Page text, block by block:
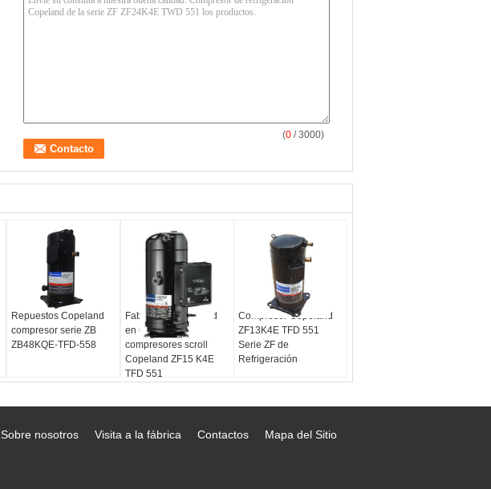
(0 / 3000)
Repuestos Copeland
compresor serie ZB
ZB48KQE-TFD-558
Fabricante Copeland
en China, serie ZF,
compresores scroll
Copeland ZF15 K4E
TFD 551
Compresor Copeland
ZF13K4E TFD 551
Serie ZF de
Refrigeración
Mapa del Sitio
Contactos
Visita a la fábrica
Sobre nosotros